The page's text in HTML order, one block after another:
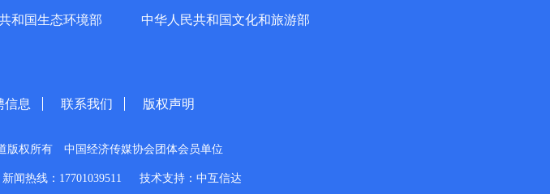
和国生态环境部 中华人民共和国文化和旅游部
信息 联系我们 版权声明
版权所有 中国经济传媒协会团体会员单位
新闻热线：17701039511 技术支持：中互信达